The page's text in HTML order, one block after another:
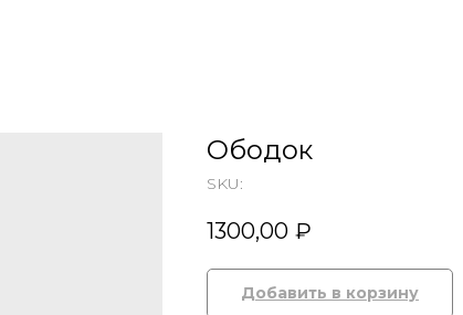
Ободок
SKU:
1300,00 ₽
Добавить в корзину